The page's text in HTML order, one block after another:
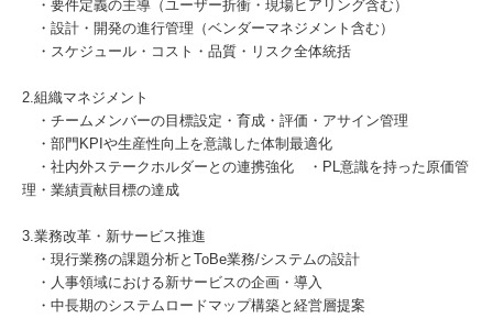
・要件定義の主導（ユーザー折衝・現場ヒアリング含む）
・設計・開発の進行管理（ベンダーマネジメント含む）
・スケジュール・コスト・品質・リスク全体統括
2.組織マネジメント
・チームメンバーの目標設定・育成・評価・アサイン管理
・部門KPIや生産性向上を意識した体制最適化
・社内外ステークホルダーとの連携強化 ・PL意識を持った原価管
理・業績貢献目標の達成
3.業務改革・新サービス推進
・現行業務の課題分析とToBe業務/システムの設計
・人事領域における新サービスの企画・導入
・中長期のシステムロードマップ構築と経営層提案